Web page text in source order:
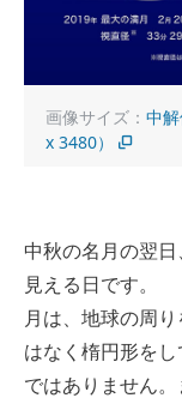
画像サイズ： 中
x 3480）
中秋の名月の翌
見える日です。
月は、地球の周
はなく楕円形を
ではありません